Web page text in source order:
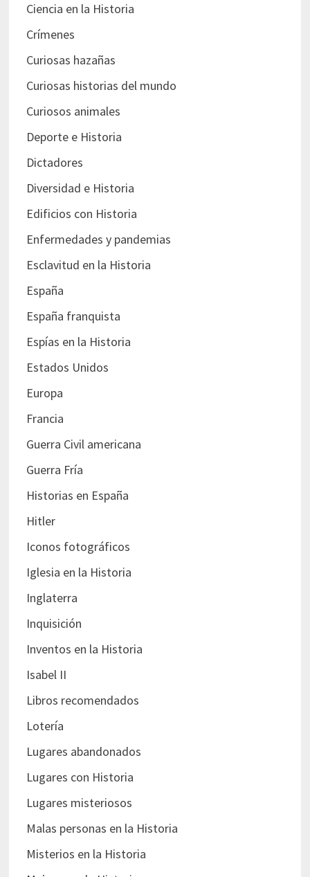
Ciencia en la Historia
Crímenes
Curiosas hazañas
Curiosas historias del mundo
Curiosos animales
Deporte e Historia
Dictadores
Diversidad e Historia
Edificios con Historia
Enfermedades y pandemias
Esclavitud en la Historia
España
España franquista
Espías en la Historia
Estados Unidos
Europa
Francia
Guerra Civil americana
Guerra Fría
Historias en España
Hitler
Iconos fotográficos
Iglesia en la Historia
Inglaterra
Inquisición
Inventos en la Historia
Isabel II
Libros recomendados
Lotería
Lugares abandonados
Lugares con Historia
Lugares misteriosos
Malas personas en la Historia
Misterios en la Historia